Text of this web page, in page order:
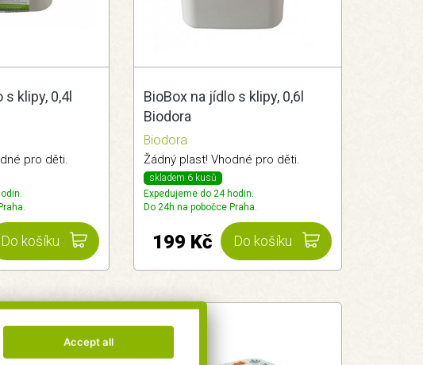
s klipy, 0,4l
pro děti.
Do košíku
BioBox na jídlo s klipy, 0,6l
Biodora
Biodora
Žádný plast! Vhodné pro děti.
skladem 6 kusů
Expedujeme do 24 hodin.
Do 24h na pobočce Praha.
Do košíku
199 Kč
Accept all